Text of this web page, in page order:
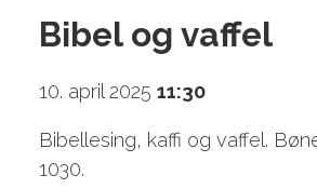
Bibel og vaffel
10. april 2025 11:30
Bibellesing, kaffi og vaffel.
1030.